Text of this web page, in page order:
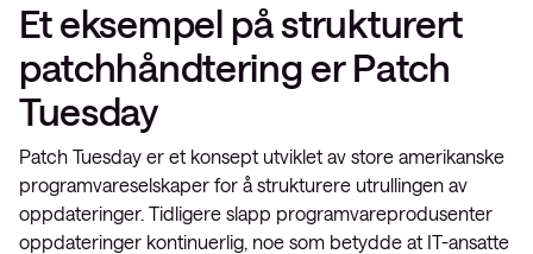
Et eksempel på strukturert
patchhåndtering er Patch
Tuesday
Patch Tuesday er et konsept utviklet av store amerikanske
programvareselskaper for å strukturere utrullingen av
oppdateringer. Tidligere slapp programvareprodusenter
oppdateringer kontinuerlig, noe som betydde at IT-ansatte